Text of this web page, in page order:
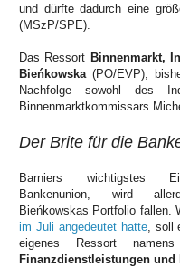
und dürfte dadurch eine
(MSzP/SPE).
Das Ressort Binnenmarkt,
Bieńkowska (PO/EVP),
Nachfolge sowohl des
Binnenmarktkommissars
Der Brite für die
Barniers wichtigstes
Bankenunion, wird
Bieńkowskas Portfolio fallen.
im Juli angedeutet hatte, soll
eigenes Ressort
Finanzdienstleistungen